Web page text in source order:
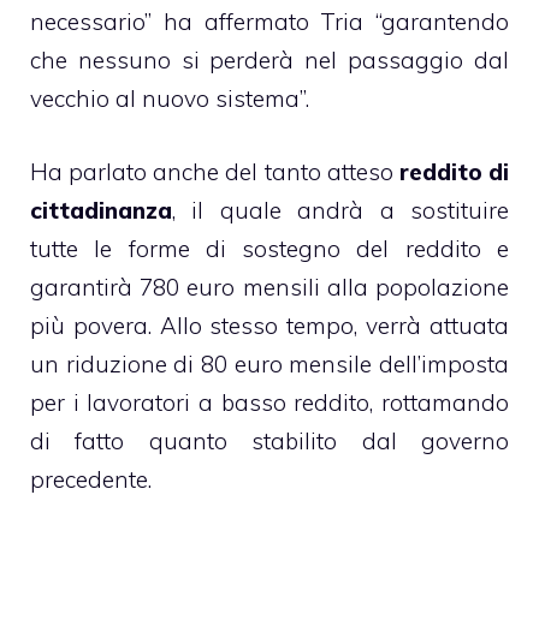
necessario” ha affermato Tria “garantendo
che nessuno si perderà nel passaggio dal
vecchio al nuovo sistema”.
Ha parlato anche del tanto atteso reddito di
cittadinanza, il quale andrà a sostituire
tutte le forme di sostegno del reddito e
garantirà 780 euro mensili alla popolazione
più povera. Allo stesso tempo, verrà attuata
un riduzione di 80 euro mensile dell’imposta
per i lavoratori a basso reddito, rottamando
di fatto quanto stabilito dal governo
precedente.